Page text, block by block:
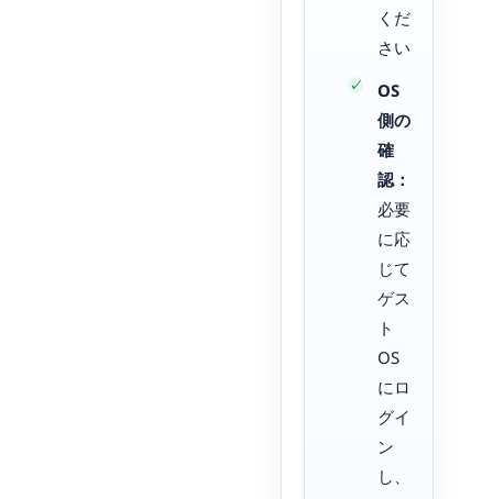
くだ
さい
OS
側の
確
認：
必要
に応
じて
ゲス
ト
OS
にロ
グイ
ン
し、